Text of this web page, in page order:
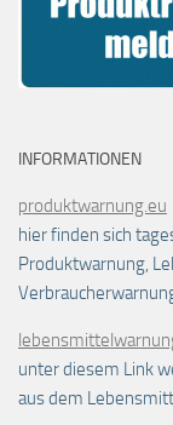
INFORMATIONEN
produktwarnung.eu
hier finden sich
Produktwarnung,
unter diesem Link
aus dem